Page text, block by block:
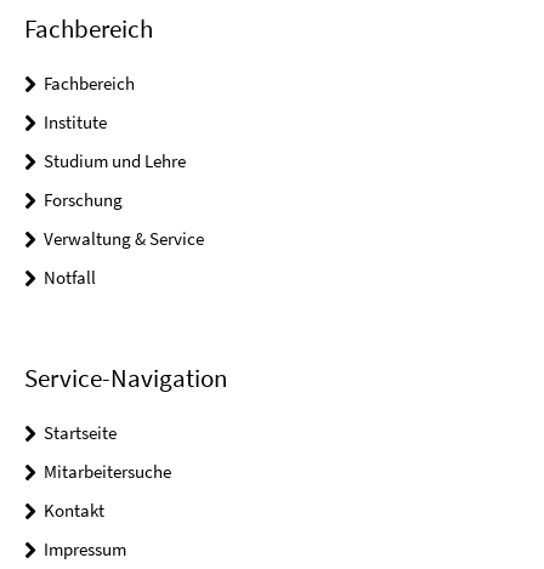
Fachbereich
Fachbereich
Institute
Studium und Lehre
Forschung
Verwaltung & Service
Notfall
Service-Navigation
Startseite
Mitarbeitersuche
Kontakt
Impressum